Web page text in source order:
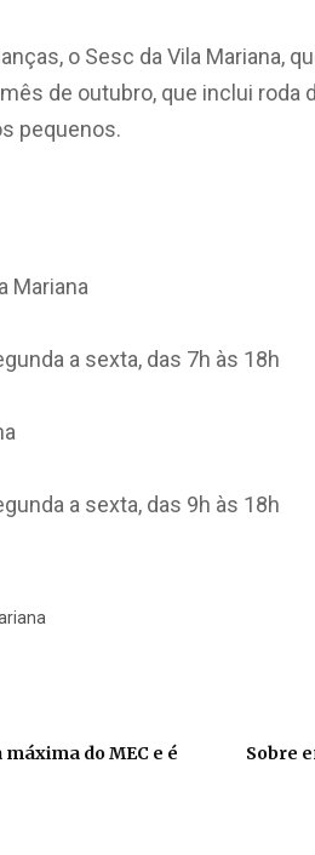
o Sesc da Vila Mariana,
de outubro, que inclui
pequenos.
Mariana
a sexta, das 7h às 18h
a sexta, das 9h às 18h
do MEC e é
Sobre